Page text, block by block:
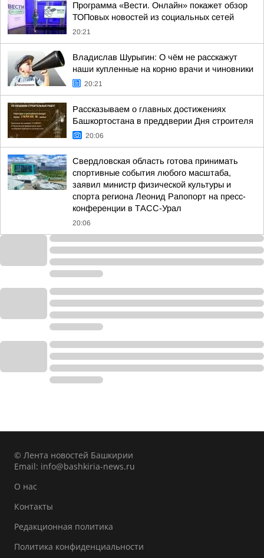
Программа «Вести. Онлайн» покажет обзор
ТОПовых новостей из социальных сетей
20:21
Владислав Шурыгин: О чём не расскажут
наши купленные на корню врачи и чиновники
20:21
Рассказываем о главных достижениях
Башкортостана в преддверии Дня строителя
20:06
Свердловская область готова принимать
спортивные события любого масштаба,
заявил министр физической культуры и
спорта региона Леонид Рапопорт на пресс-
конференции в ТАСС-Урал
20:06
© Лента новостей Башкирии
Email: info@bashkiria-news.ru
О нас
Контакты
Редакционная политика
Политика конфиденциальности